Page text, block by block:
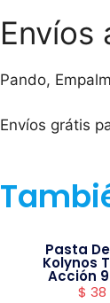
Envíos
Pando,
Envíos grátis
Pasta
Kolynos
Acción
$ 38